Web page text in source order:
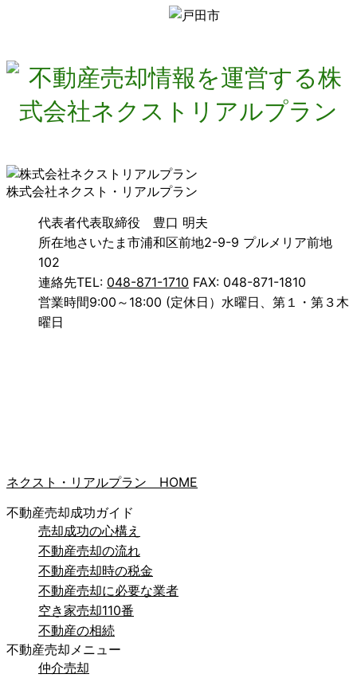
株式会社ネクスト・リアルプラン
代表者代表取締役 豊口 明夫
所在地さいたま市浦和区前地2-9-9 プルメリア前地
102
連絡先TEL: 048-871-1710 FAX: 048-871-1810
営業時間9:00～18:00 (定休日）水曜日、第１・第３木
曜日
ネクスト・リアルプラン HOME
不動産売却成功ガイド
売却成功の心構え
不動産売却の流れ
不動産売却時の税金
不動産売却に必要な業者
空き家売却110番
不動産の相続
不動産売却メニュー
仲介売却